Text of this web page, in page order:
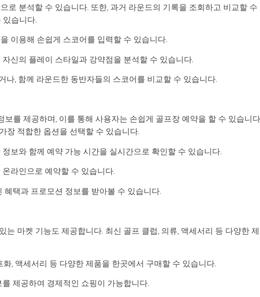
로 분석할 수 있습니다. 또한, 과거 라운드의 기록을 조회하고 비교할 수
있습니다.
이용해 손쉽게 스코어를 입력할 수 있습니다.
신의 플레이 스타일과 강약점을 분석할 수 있습니다.
나, 함께 라운드한 동반자들의 스코어를 비교할 수 있습니다.
를 제공하며, 이를 통해 사용자는 손쉽게 골프장 예약을 할 수 있습니
장 적합한 옵션을 선택할 수 있습니다.
보와 함께 예약 가능 시간을 실시간으로 확인할 수 있습니다.
라인으로 예약할 수 있습니다.
택과 프로모션 정보를 받아볼 수 있습니다.
는 마켓 기능도 제공합니다. 최신 골프 클럽, 의류, 액세서리 등 다양한
, 액세서리 등 다양한 제품을 한곳에서 구매할 수 있습니다.
제공하여 경제적인 쇼핑이 가능합니다.